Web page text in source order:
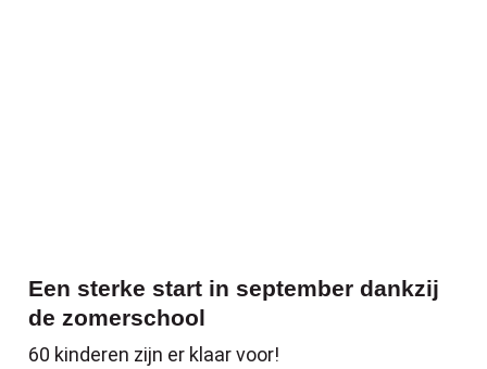
Een sterke start in september dankzij
de zomerschool
60 kinderen zijn er klaar voor!